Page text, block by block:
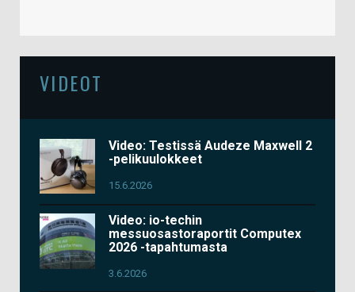
VIDEOT
Video: Testissä Audeze Maxwell 2
-pelikuulokkeet
15.6.2026
Video: io-techin
messuosastoraportit Computex
2026 -tapahtumasta
3.6.2026